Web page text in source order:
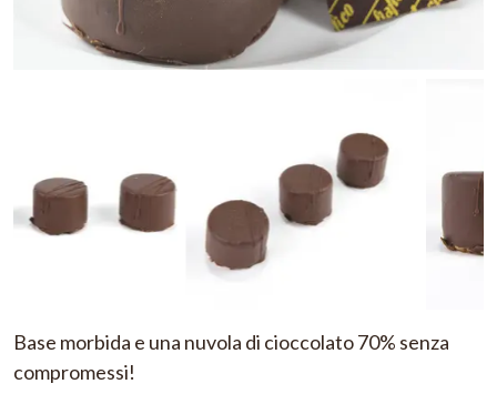
Base morbida e una nuvola di cioccolato 70% senza
compromessi!